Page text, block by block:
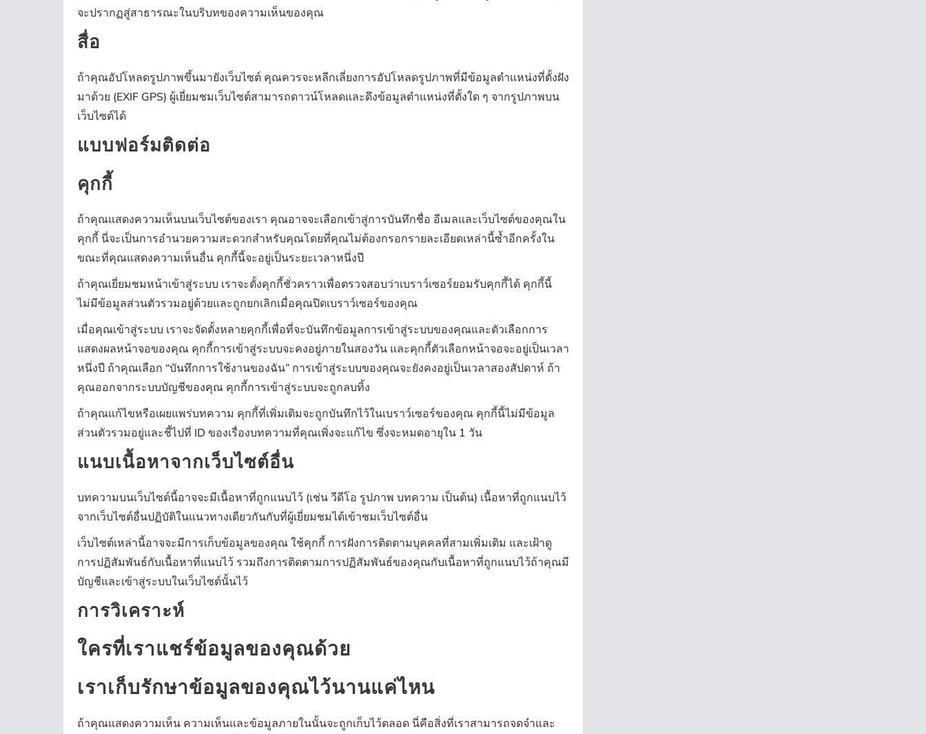
จะปรากฏสู่สาธารณะในบริบทของความเห็นของคุณ
สื่อ
ถ้าคุณอัปโหลดรูปภาพขึ้นมายังเว็บไซต์ คุณควรจะหลีกเลี่ยงการอัปโหลดรูปภาพที่มีข้อมูลตำแหน่งที่ตั้งฝัง
มาด้วย (EXIF GPS) ผู้เยี่ยมชมเว็บไซต์สามารถดาวน์โหลดและดึงข้อมูลตำแหน่งที่ตั้งใด ๆ จากรูปภาพบน
เว็บไซต์ได้
แบบฟอร์มติดต่อ
คุกกี้
ถ้าคุณแสดงความเห็นบนเว็บไซต์ของเรา คุณอาจจะเลือกเข้าสู่การบันทึกชื่อ อีเมลและเว็บไซต์ของคุณใน
คุกกี้ นี่จะเป็นการอำนวยความสะดวกสำหรับคุณโดยที่คุณไม่ต้องกรอกรายละเอียดเหล่านี้ซ้ำอีกครั้งใน
ขณะที่คุณแสดงความเห็นอื่น คุกกี้นี้จะอยู่เป็นระยะเวลาหนึ่งปี
ถ้าคุณเยี่ยมชมหน้าเข้าสู่ระบบ เราจะตั้งคุกกี้ชั่วคราวเพื่อตรวจสอบว่าเบราว์เซอร์ยอมรับคุกกี้ได้ คุกกี้นี้
ไม่มีข้อมูลส่วนตัวรวมอยู่ด้วยและถูกยกเลิกเมื่อคุณปิดเบราว์เซอร์ของคุณ
เมื่อคุณเข้าสู่ระบบ เราจะจัดตั้งหลายคุกกี้เพื่อที่จะบันทึกข้อมูลการเข้าสู่ระบบของคุณและตัวเลือกการ
แสดงผลหน้าจอของคุณ คุกกี้การเข้าสู่ระบบจะคงอยู่ภายในสองวัน และคุกกี้ตัวเลือกหน้าจอจะอยู่เป็นเวลา
หนึ่งปี ถ้าคุณเลือก “บันทึกการใช้งานของฉัน” การเข้าสู่ระบบของคุณจะยังคงอยู่เป็นเวลาสองสัปดาห์ ถ้า
คุณออกจากระบบบัญชีของคุณ คุกกี้การเข้าสู่ระบบจะถูกลบทิ้ง
ถ้าคุณแก้ไขหรือเผยแพร่บทความ คุกกี้ที่เพิ่มเติมจะถูกบันทึกไว้ในเบราว์เซอร์ของคุณ คุกกี้นี้ไม่มีข้อมูล
ส่วนตัวรวมอยู่และชี้ไปที่ ID ของเรื่องบทความที่คุณเพิ่งจะแก้ไข ซึ่งจะหมดอายุใน 1 วัน
แนบเนื้อหาจากเว็บไซต์อื่น
บทความบนเว็บไซต์นี้อาจจะมีเนื้อหาที่ถูกแนบไว้ (เช่น วีดีโอ รูปภาพ บทความ เป็นต้น) เนื้อหาที่ถูกแนบไว้
จากเว็บไซต์อื่นปฏิบัติในแนวทางเดียวกันกับที่ผู้เยี่ยมชมได้เข้าชมเว็บไซต์อื่น
เว็บไซต์เหล่านี้อาจจะมีการเก็บข้อมูลของคุณ ใช้คุกกี้ การฝังการติดตามบุคคลที่สามเพิ่มเติม และเฝ้าดู
การปฏิสัมพันธ์กับเนื้อหาที่แนบไว้ รวมถึงการติดตามการปฏิสัมพันธ์ของคุณกับเนื้อหาที่ถูกแนบไว้ถ้าคุณมี
บัญชีและเข้าสู่ระบบในเว็บไซต์นั้นไว้
การวิเคราะห์
ใครที่เราแชร์ข้อมูลของคุณด้วย
เราเก็บรักษาข้อมูลของคุณไว้นานแค่ไหน
ถ้าคุณแสดงความเห็น ความเห็นและข้อมูลภายในนั้นจะถูกเก็บไว้ตลอด นี่คือสิ่งที่เราสามารถจดจำและ